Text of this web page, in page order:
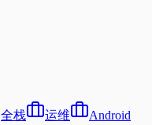
全栈 运维
Android